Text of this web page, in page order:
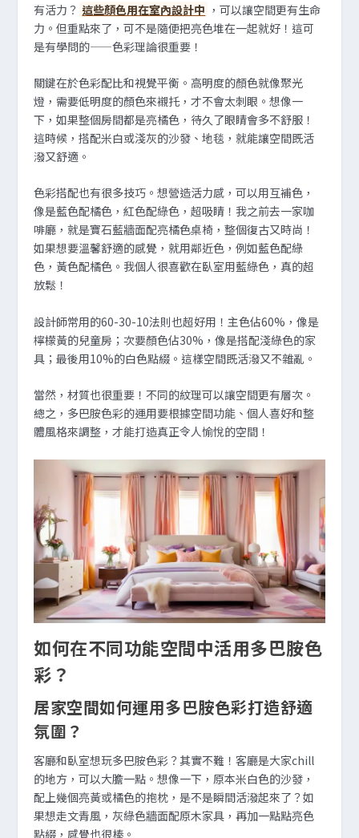
有活力？ 這些顏色用在室內設計中 ，可以讓空間更有生命
力。但重點來了，可不是隨便把亮色堆在一起就好！這可
是有學問的——色彩理論很重要！
關鍵在於色彩配比和視覺平衡。高明度的顏色就像聚光
燈，需要低明度的顏色來襯托，才不會太刺眼。想像一
下，如果整個房間都是亮橘色，待久了眼睛會多不舒服！
這時候，搭配米白或淺灰的沙發、地毯，就能讓空間既活
潑又舒適。
色彩搭配也有很多技巧。想營造活力感，可以用互補色，
像是藍色配橘色，紅色配綠色，超吸睛！我之前去一家咖
啡廳，就是寶石藍牆面配亮橘色桌椅，整個復古又時尚！
如果想要溫馨舒適的感覺，就用鄰近色，例如藍色配綠
色，黃色配橘色。我個人很喜歡在臥室用藍綠色，真的超
放鬆！
設計師常用的60-30-10法則也超好用！主色佔60%，像是
檸檬黃的兒童房；次要顏色佔30%，像是搭配淺綠色的家
具；最後用10%的白色點綴。這樣空間既活潑又不雜亂。
當然，材質也很重要！不同的紋理可以讓空間更有層次。
總之，多巴胺色彩的運用要根據空間功能、個人喜好和整
體風格來調整，才能打造真正令人愉悅的空間！
如何在不同功能空間中活用多巴胺色
彩？
居家空間如何運用多巴胺色彩打造舒適
氛圍？
客廳和臥室想玩多巴胺色彩？其實不難！客廳是大家chill
的地方，可以大膽一點。想像一下，原本米白色的沙發，
配上幾個亮黃或橘色的抱枕，是不是瞬間活潑起來了？如
果想走文青風，灰綠色牆面配原木家具，再加一點點亮色
點綴，感覺也很棒。